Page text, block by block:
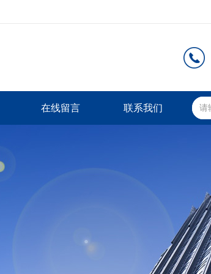
在线留言 联系我们